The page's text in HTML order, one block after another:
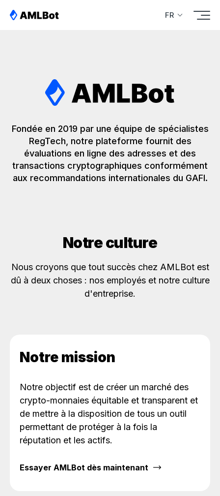
FR
Fondée en 2019 par une équipe de spécialistes
RegTech, notre plateforme fournit des
évaluations en ligne des adresses et des
transactions cryptographiques conformément
aux recommandations internationales du GAFI.
Notre culture
Nous croyons que tout succès chez AMLBot est
dû à deux choses : nos employés et notre culture
d'entreprise.
Notre mission
Notre objectif est de créer un marché des
crypto-monnaies équitable et transparent et
de mettre à la disposition de tous un outil
permettant de protéger à la fois la
réputation et les actifs.
Essayer AMLBot dès maintenant